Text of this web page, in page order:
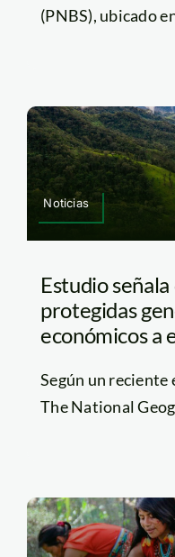
(PNBS), ubicado
Noticias
Estudio
protegidas
económicos a
Según un
The National